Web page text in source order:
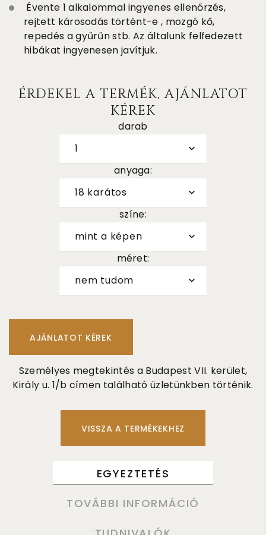
Évente 1 alkalommal ingyenes ellenőrzés,
rejtett károsodás történt-e , mozgó kő,
repedés a gyűrűn stb. Az általunk felfedezett
hibákat ingyenesen javítjuk.
ÉRDEKEL A TERMÉK, AJÁNLATOT
KÉREK
darab
1
anyaga:
18 karátos
színe:
mint a képen
méret:
nem tudom
Személyes megtekintés a Budapest VII. kerület,
Király u. 1/b címen található üzletünkben történik.
VISSZA A TERMÉKEKHEZ
EGYEZTETÉS
TOVÁBBI INFORMÁCIÓ